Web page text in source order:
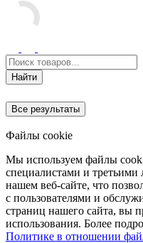
Найти
Все результаты
Файлы cookie
Мы используем файлы
специалистами и третьими
нашем веб-сайте, что
с пользователями и
страниц нашего сайта, вы
использования. Более
Политике в отношении